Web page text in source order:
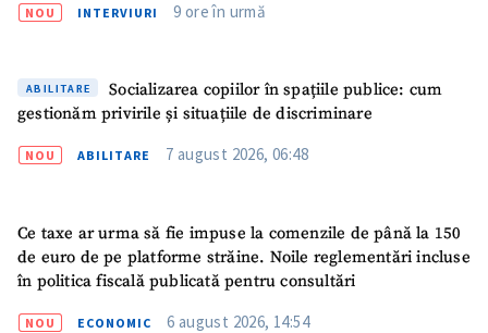
NOU INTERVIURI 9 ore în urmă
ABILITARE
Socializarea copiilor în spațiile publice: cum
gestionăm privirile și situațiile de discriminare
NOU ABILITARE 7 august 2026, 06:48
Ce taxe ar urma să fie impuse la comenzile de până la 150
de euro de pe platforme străine. Noile reglementări incluse
în politica fiscală publicată pentru consultări
NOU ECONOMIC 6 august 2026, 14:54
confidențialitate.